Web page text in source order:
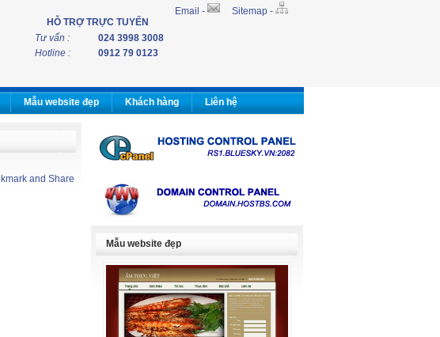
Email -
Sitemap -
HỖ TRỢ TRỰC TUYẾN
Tư vấn :
024 3998 3008
Hotline :
0912 79 0123
Mẫu website đẹp Khách hàng Liên hệ
Mẫu website đẹp